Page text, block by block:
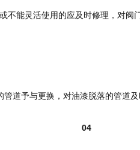
不能灵活使用的应及时修理，对
道予与更换，对油漆脱落的管道
04